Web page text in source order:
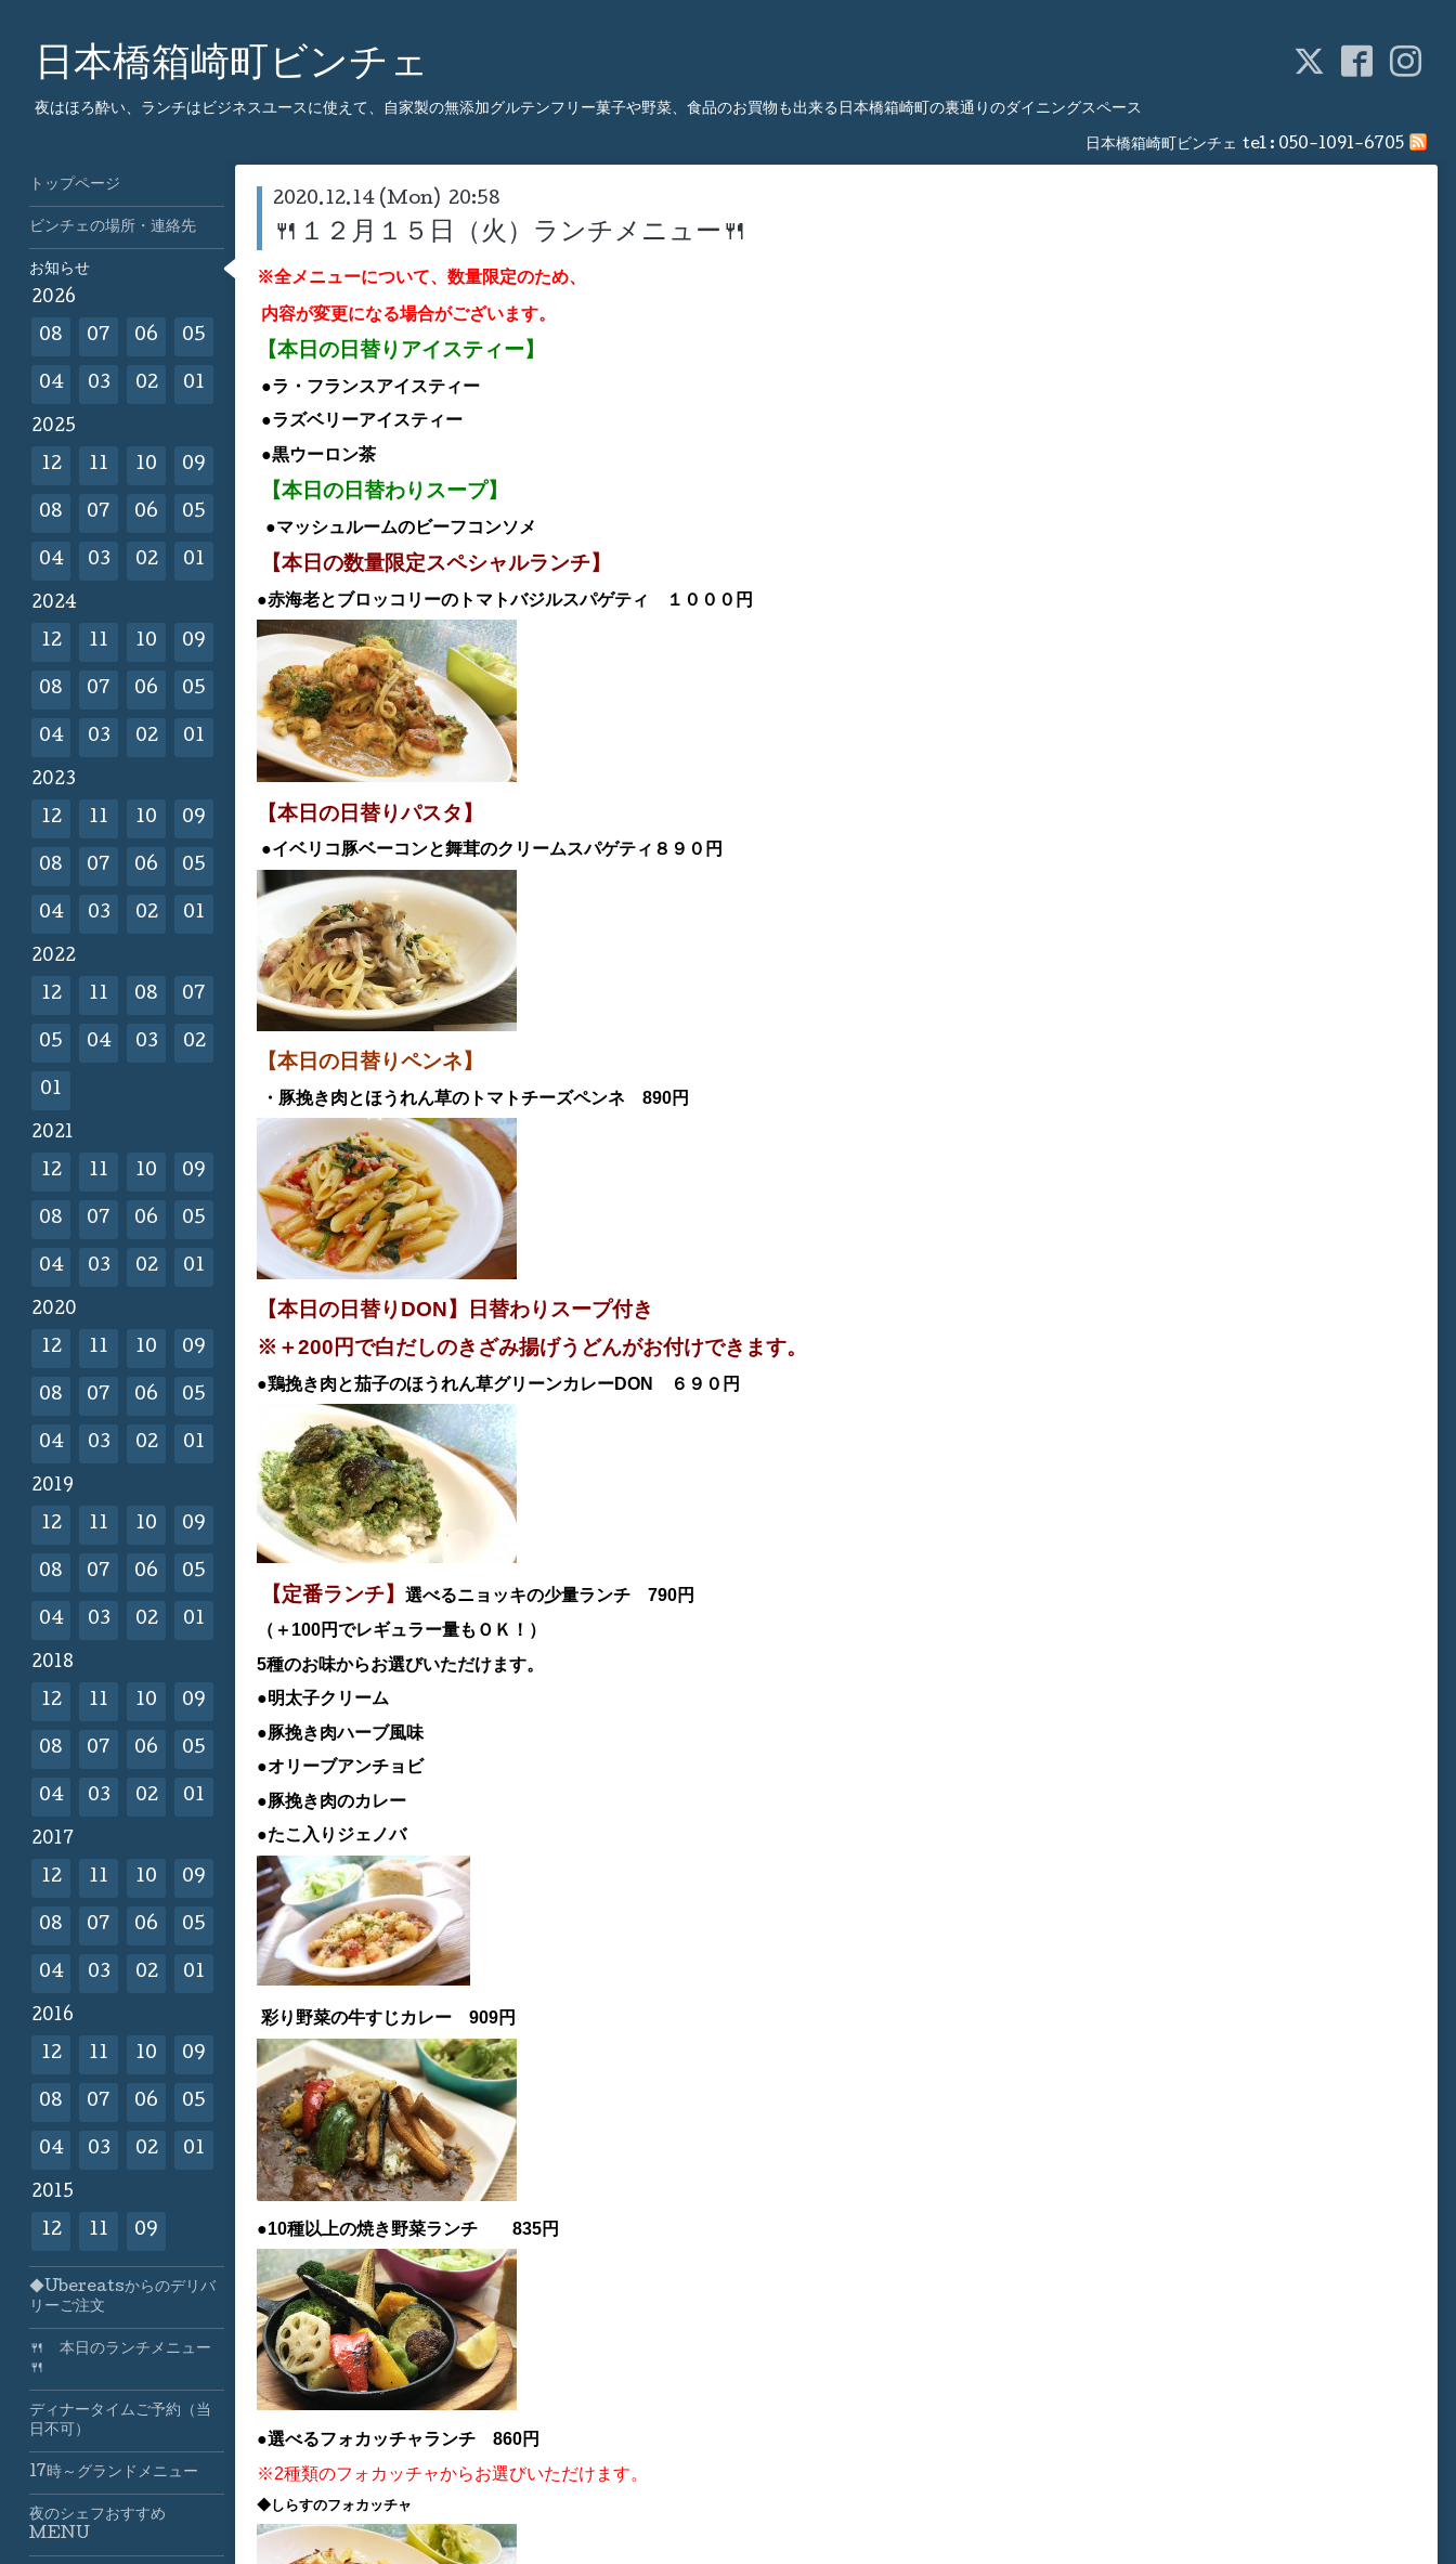
日本橋箱崎町ビンチェ
夜はほろ酔い、ランチはビジネスユースに使えて、自家製の無添加グルテンフリー菓子や野菜、食品のお買物も出来る日本橋箱崎町の裏通りのダイニングスペース
日本橋箱崎町ビンチェ tel : 050-1091-6705
2020.12.14 (Mon) 20:58
🍴１２月１５日（火）ランチメニュー🍴
※全メニューについて、数量限定のため、
内容が変更になる場合がございます。
【本日の日替りアイスティー】
●ラ・フランスアイスティー
●ラズベリーアイスティー
●黒ウーロン茶
【本日の日替わりスープ】
●マッシュルームのビーフコンソメ
【本日の数量限定スペシャルランチ】
●赤海老とブロッコリーのトマトバジルスパゲティ １０００円
【本日の日替りパスタ】
●イベリコ豚ベーコンと舞茸のクリームスパゲティ ８９０円
【本日の日替りペンネ】
・豚挽き肉とほうれん草のトマトチーズペンネ 890円
【本日の日替りDON】日替わりスープ付き
※＋200円で白だしのきざみ揚げうどんがお付けできます。
●鶏挽き肉と茄子のほうれん草グリーンカレーDON ６９０円
【定番ランチ】
選べるニョッキの少量ランチ 790円
（＋100円でレギュラー量もＯＫ！）
5種のお味からお選びいただけます。
●明太子クリーム
●豚挽き肉ハーブ風味
●オリーブアンチョビ
●豚挽き肉のカレー
●たこ入りジェノバ
彩り野菜の牛すじカレー 909円
●10種以上の焼き野菜ランチ 835円
●選べるフォカッチャランチ 860円
※2種類のフォカッチャからお選びいただけます。
◆しらすのフォカッチャ
トップページ
ビンチェの場所・連絡先
お知らせ
2026
08 07 06 05
04 03 02 01
2025
12 11 10 09
08 07 06 05
04 03 02 01
2024
12 11 10 09
08 07 06 05
04 03 02 01
2023
12 11 10 09
08 07 06 05
04 03 02 01
2022
12 11 08 07
05 04 03 02
01
2021
12 11 10 09
08 07 06 05
04 03 02 01
2020
12 11 10 09
08 07 06 05
04 03 02 01
2019
12 11 10 09
08 07 06 05
04 03 02 01
2018
12 11 10 09
08 07 06 05
04 03 02 01
2017
12 11 10 09
08 07 06 05
04 03 02 01
2016
12 11 10 09
08 07 06 05
04 03 02 01
2015
12 11 09
◆Ubereatsからのデリバ
リーご注文
🍴 本日のランチメニュー
🍴
ディナータイムご予約（当
日不可）
17時～グランドメニュー
夜のシェフおすすめ
MENU